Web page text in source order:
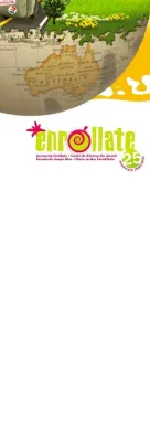
permite conocer la
exacta del Sol y
el lugar ideal
observar el eclipse
de 2026 sin
una herramienta a